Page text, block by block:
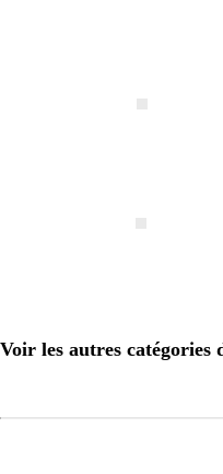
Voir les autres catégories